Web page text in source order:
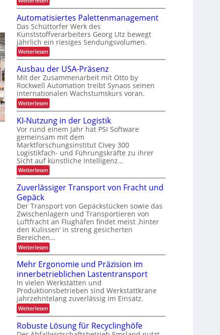
u
n
d
e
n
s
p
e
z
i
f
i
s
c
h
e
P
r
a
x
s
t
e
s
t
s
e
z
u
r
K
I
e
P
r
o
z
e
s
s
r
c
k
m
e
l
d
u
n
g
S
e
q
u
e
n
z
l
i
e
f
e
r
u
n
g
a
n
k
A
i
m
t
e
c
D
C
x
Automatisiertes Palettenmanagement
Das Schüttorfer Werk des
Kunststoffverarbeiters Georg Utz bewegt
jährlich ein riesiges Sendungsvolumen.
Weiterlesen:
A
u
t
o
m
a
t
i
s
i
e
r
t
e
s
P
a
l
t
n
m
a
n
a
g
e
m
e
n
t
Ausbau der USA-Präsenz
Mit der Zusammenarbeit mit Otto by
Rockwell Automation treibt Synaos seinen
internationalen Wachstumskurs voran.
Weiterlesen:
A
s
b
a
u
d
e
r
U
S
A
-
r
ä
s
e
n
z
KI-Nutzung in der Logistik
Vor rund einem Jahr hat PSI Software
gemeinsam mit dem
Marktforschungsinstitut Civey 300
Logistikfach- und Führungskräfte zu ihrer
Sicht auf künstliche Intelligenz…
Weiterlesen:
K
-
u
t
z
u
n
g
i
n
e
r
L
o
g
i
s
t
k
Zuverlässiger Transport von Fracht und
Gepäck
Der Transport von Gepäckstücken sowie das
Zwischenlagern und Transportieren von
Luftfracht an Flughäfen findet meist ‚hinter
den Kulissen‘ in streng gesicherten
Bereichen…
Weiterlesen:
Z
v
e
r
l
ä
s
s
i
g
e
Mehr Ergonomie und Präzision im
innerbetrieblichen Lastentransport
In vielen Werkstätten und
Produktionsbetrieben sind Werkstattkrane
jahrzehntelang zuverlässig im Einsatz.
Weiterlesen:
M
e
h
Robuste Lösung für Recyclinghöfe